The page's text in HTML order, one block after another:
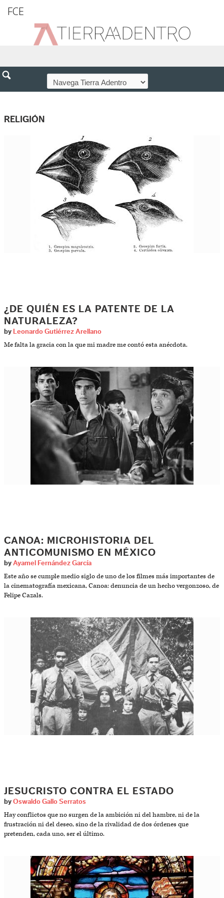
FCE
RELIGIÓN
¿DE QUIÉN ES LA PATENTE DE LA
NATURALEZA?
by Leonardo Gutiérrez Arellano
Me falta la gracia con la que mi madre me contó esta anécdota.
CANOA: MICROHISTORIA DEL
ANTICOMUNISMO EN MÉXICO
by Ayamel Fernández García
Este año se cumple medio siglo de uno de los filmes más importantes de
la cinematografía mexicana, Canoa: denuncia de un hecho vergonzoso, de
Felipe Cazals.
JESUCRISTO CONTRA EL ESTADO
by Oswaldo Gallo Serratos
Hay conflictos que no surgen de la ambición ni del hambre, ni de la
frustración ni del deseo, sino de la rivalidad de dos órdenes que
pretenden, cada uno, ser el último.